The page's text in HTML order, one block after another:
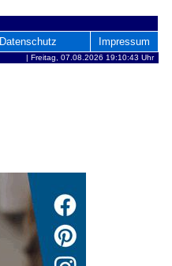
Datenschutz Impressum
| Freitag, 07.08.2026 19:10:43 Uhr